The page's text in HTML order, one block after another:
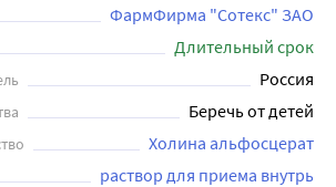
ФармФирма "Сотекс" ЗАО
Длительный срок
Россия
Беречь от детей
Холина альфосцерат
раствор для приема внутрь